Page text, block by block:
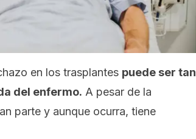
en los trasplantes puede ser tan
del enfermo. A pesar de la
parte y aunque ocurra, tiene